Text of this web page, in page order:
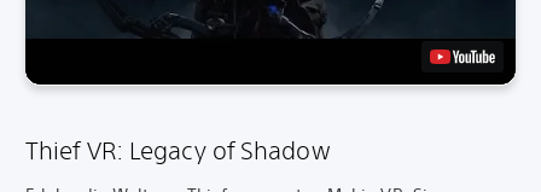
Thief VR: Legacy of Shadow